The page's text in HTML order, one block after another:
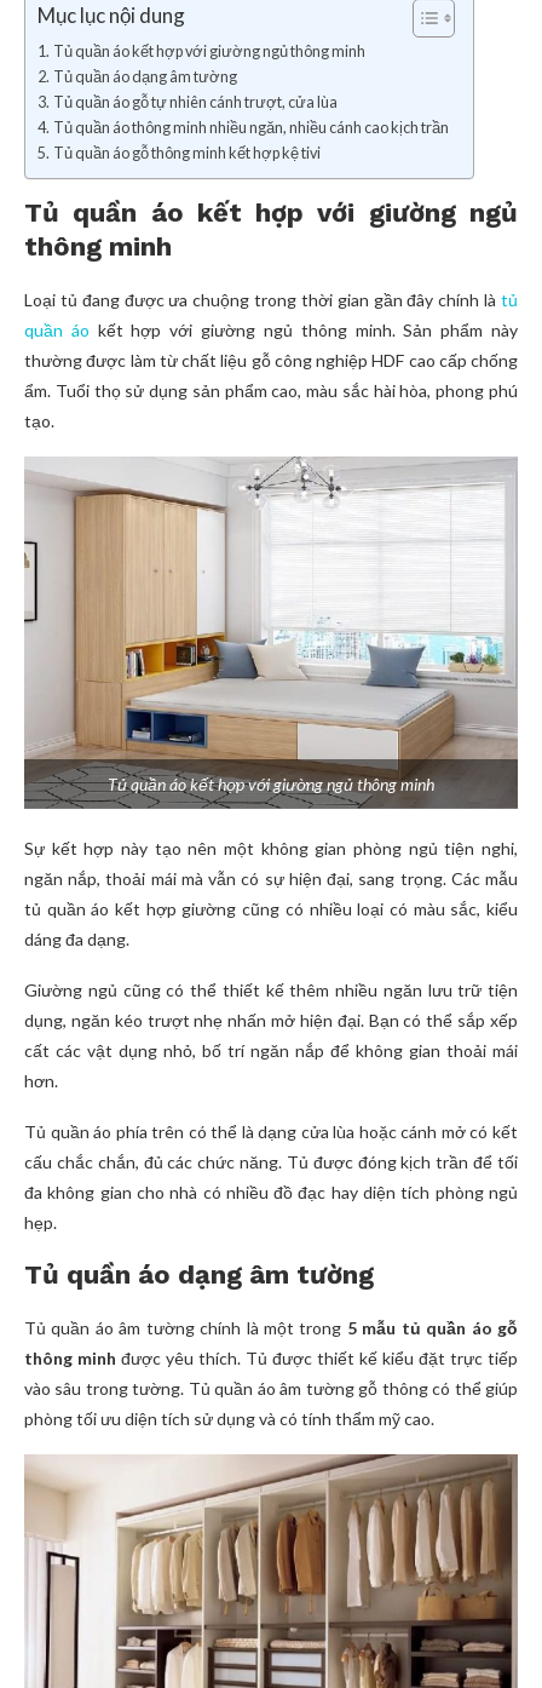
Mục lục nội dung
Tủ quần áo kết hợp với giường ngủ thông minh
Tủ quần áo dạng âm tường
Tủ quần áo gỗ tự nhiên cánh trượt, cửa lùa
Tủ quần áo thông minh nhiều ngăn, nhiều cánh cao kịch trần
Tủ quần áo gỗ thông minh kết hợp kệ tivi
Tủ quần áo kết hợp với giường ngủ
thông minh
Loại tủ đang được ưa chuộng trong thời gian gần đây chính là tủ
quần áo kết hợp với giường ngủ thông minh. Sản phẩm này
thường được làm từ chất liệu gỗ công nghiệp HDF cao cấp chống
ẩm. Tuổi thọ sử dụng sản phẩm cao, màu sắc hài hòa, phong phú
tạo.
Tủ quần áo kết hợp với giường ngủ thông minh
Sự kết hợp này tạo nên một không gian phòng ngủ tiện nghi,
ngăn nắp, thoải mái mà vẫn có sự hiện đại, sang trọng. Các mẫu
tủ quần áo kết hợp giường cũng có nhiều loại có màu sắc, kiểu
dáng đa dạng.
Giường ngủ cũng có thể thiết kế thêm nhiều ngăn lưu trữ tiện
dụng, ngăn kéo trượt nhẹ nhấn mở hiện đại. Bạn có thể sắp xếp
cất các vật dụng nhỏ, bố trí ngăn nắp để không gian thoải mái
hơn.
Tủ quần áo phía trên có thể là dạng cửa lùa hoặc cánh mở có kết
cấu chắc chắn, đủ các chức năng. Tủ được đóng kịch trần để tối
đa không gian cho nhà có nhiều đồ đạc hay diện tích phòng ngủ
hẹp.
Tủ quần áo dạng âm tường
Tủ quần áo âm tường chính là một trong 5 mẫu tủ quần áo gỗ
thông minh được yêu thích. Tủ được thiết kế kiểu đặt trực tiếp
vào sâu trong tường. Tủ quần áo âm tường gỗ thông có thể giúp
phòng tối ưu diện tích sử dụng và có tính thẩm mỹ cao.